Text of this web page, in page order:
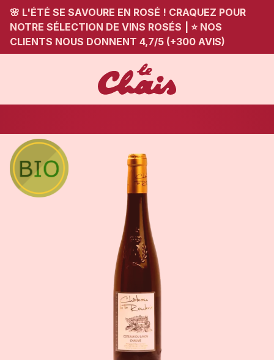
🌸 L'ÉTÉ SE SAVOURE EN ROSÉ ! CRAQUEZ POUR
NOTRE SÉLECTION DE VINS ROSÉS
⭐ NOS
CLIENTS NOUS DONNENT 4,7/5 (+300 AVIS)